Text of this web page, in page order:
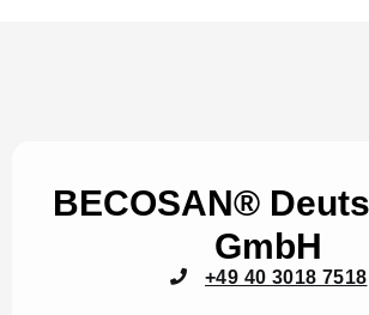
BECOSAN®
GmbH
+49 40 3018 7518